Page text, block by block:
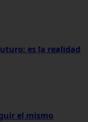
es la realidad
el mismo